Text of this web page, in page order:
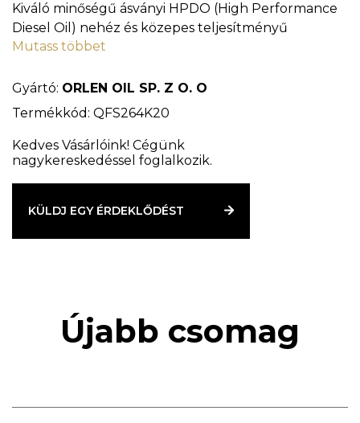
Mutass többet
Kiváló minőségű ásványi HPDO (High Performance
Diesel Oil) nehéz és közepes teljesítményű
dízelmotorokhoz. Biztosítja: - a motor minimálisra
- kiváló korrózióvédelmet - a koromképződés
megelőzését, Megfelel a Mercedes-Benz 228.1 MAN
271 ZETOR Proxima, Proxima Plus, Proxima Power,
Forterra Deutz DQC II-10
VDS
Gyártó: ORLEN OIL SP. Z O. O
Termékkód: QFS264K20
Kedves Vásárlóink! Cégünk
nagykereskedéssel foglalkozik.
KÜLDJ EGY ÉRDEKLŐDÉST
Újabb csomag